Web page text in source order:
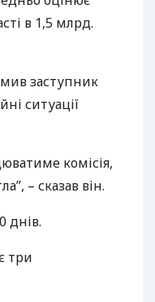
РЕЙТИНГ ДЕБЕТОВИХ
КЕШБЕКУ
в 1,5 млрд.
заступник
ситуації
комісія,
– сказав він.
днів.
три